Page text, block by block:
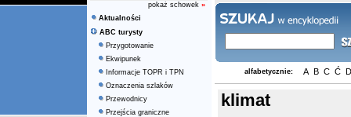
pokaż schowek »
Aktualności
ABC turysty
Przygotowanie
Ekwipunek
Informacje TOPR i TPN
Oznaczenia szlaków
Przewodnicy
Przejścia graniczne
alfabetycznie: A B C Ć D
klimat